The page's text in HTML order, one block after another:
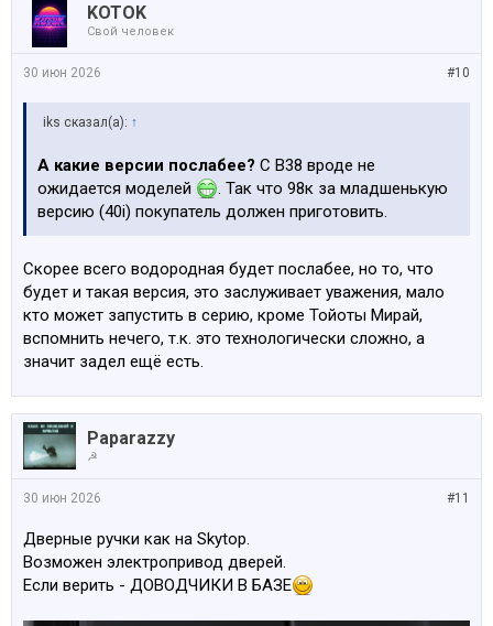
KOTOK
Свой человек
#10
30 июн 2026
iks сказал(а): ↑
А какие версии послабее? С B38 вроде не
ожидается моделей
. Так что 98к за младшенькую
версию (40i) покупатель должен приготовить.
Скорее всего водородная будет послабее, но то, что
будет и такая версия, это заслуживает уважения, мало
кто может запустить в серию, кроме Тойоты Мирай,
вспомнить нечего, т.к. это технологически сложно, а
значит задел ещё есть.
Paparazzy
☭
#11
30 июн 2026
Дверные ручки как на Skytop.
Возможен электропривод дверей.
Если верить - ДОВОДЧИКИ В БАЗЕ